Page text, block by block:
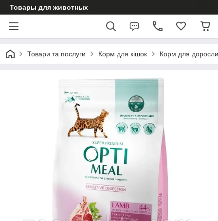
Товары для животных
Товари та послуги Корм для кішок Корм для